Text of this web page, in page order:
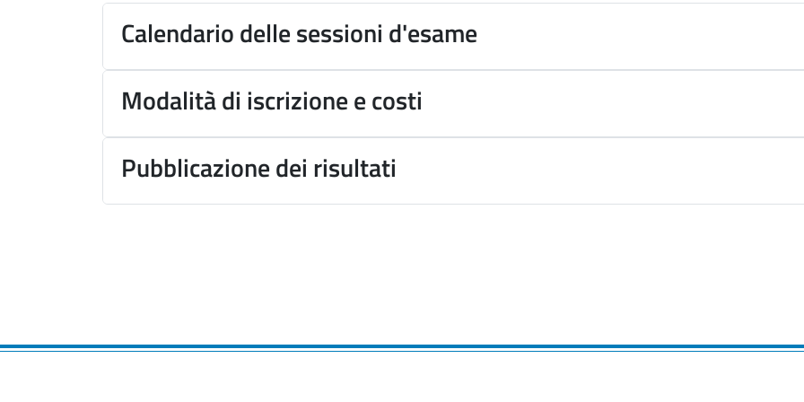
Calendario delle sessioni d'esame
Modalità di iscrizione e costi
Pubblicazione dei risultati